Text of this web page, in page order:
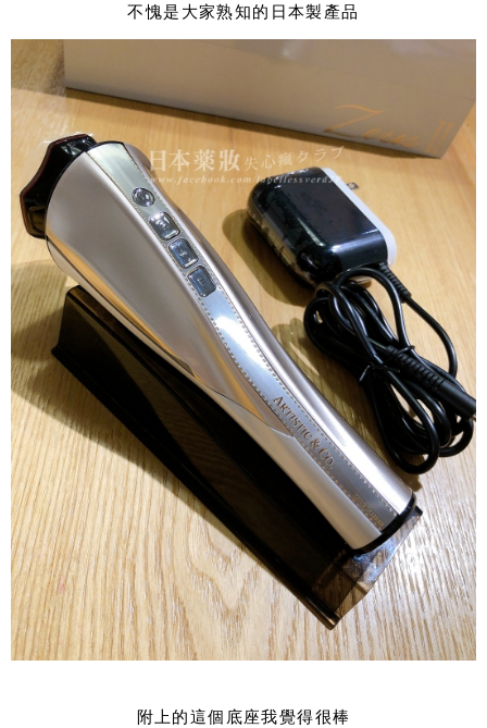
不愧是大家熟知的日本製產品
附上的這個底座我覺得很棒